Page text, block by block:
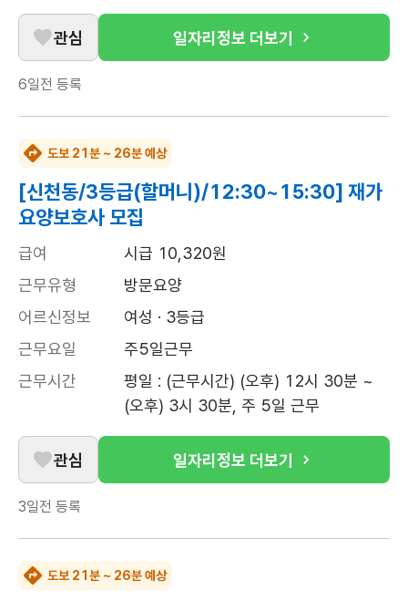
관심 일자리정보 더보기
6일전 등록
도보 21분 ~ 26분 예상
[신천동/3등급(할머니)/12:30~15:30] 재가
요양보호사 모집
급여
시급 10,320원
근무유형
방문요양
어르신정보
여성 · 3등급
근무요일
주5일근무
근무시간
평일 : (근무시간) (오후) 12시 30분 ~
(오후) 3시 30분, 주 5일 근무
관심 일자리정보 더보기
3일전 등록
도보 21분 ~ 26분 예상